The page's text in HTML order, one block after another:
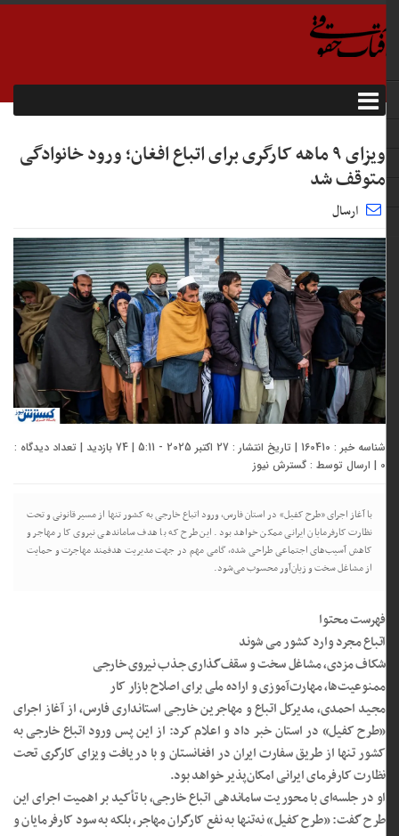
ویزای ۹ ماهه کارگری برای اتباع افغان؛ ورود خانوادگی
متوقف شد
ارسال
شناسه خبر : 160410 | تاریخ انتشار : 27 اکتبر 2025 - 5:11 | 74 بازدید | تعداد دیدگاه :
| ارسال توسط :گسترش نیوز
با آغاز اجرای «طرح کفیل» در استان فارس، ورود اتباع خارجی به کشور تنها از مسیر قانونی و تحت
نظارت کارفرمایان ایرانی ممکن خواهد بود. این طرح که با هدف ساماندهی نیروی کار مهاجر و
کاهش آسیب‌های اجتماعی طراحی شده، گامی مهم در جهت مدیریت هدفمند مهاجرت و حمایت
از مشاغل سخت و زیان‌آور محسوب می‌شود.
فهرست محتوا
اتباع مجرد وارد کشور می شوند
شکاف مزدی، مشاغل سخت و سقف‌گذاری جذب نیروی خارجی
ممنوعیت‌ها، مهارت‌آموزی و اراده ملی برای اصلاح بازار کار
مجید احمدی، مدیرکل اتباع و مهاجرین خارجی استانداری فارس، از آغاز اجرای
«طرح کفیل» در استان خبر داد و اعلام کرد: از این پس ورود اتباع خارجی به
کشور تنها از طریق سفارت ایران در افغانستان و با دریافت ویزای کارگری تحت
نظارت کارفرمای ایرانی امکان‌پذیر خواهد بود.
او در جلسه‌ای با محوریت ساماندهی اتباع خارجی، با تأکید بر اهمیت اجرای این
طرح گفت: «طرح کفیل» نه‌تنها به نفع کارگران مهاجر، بلکه به سود کارفرمایان و